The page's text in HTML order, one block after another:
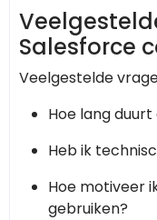
Salesforce
Veelgestelde
Hoe lang
Heb ik
Hoe motiveer
gebruiken?